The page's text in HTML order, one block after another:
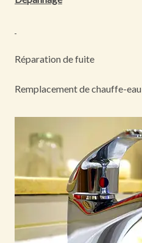
Réparation de fuite
Remplacement de chauffe-eau